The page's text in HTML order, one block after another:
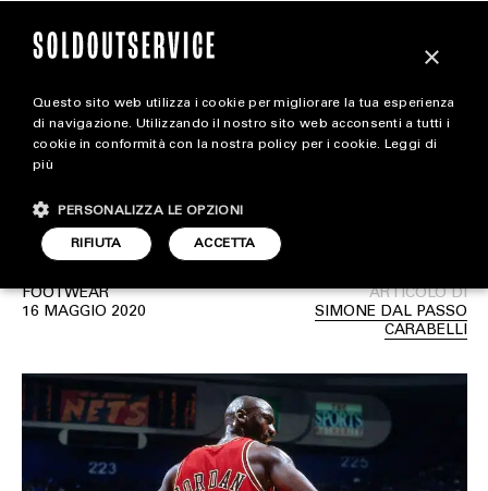
magazine
STYLE
FOOTWEAR
ACCESSORIES
Quali sono i modelli
Jordan preferiti da
Michael Jordan?
FOOTWEAR
16 MAGGIO 2020
ARTICOLO DI
SIMONE DAL PASSO
CARABELLI
×
Questo sito web utilizza i cookie per migliorare la tua esperienza
di navigazione. Utilizzando il nostro sito web acconsenti a tutti i
cookie in conformità con la nostra policy per i cookie. Leggi di
più
ACCETTA
RIFIUTA
PERSONALIZZA LE OPZIONI